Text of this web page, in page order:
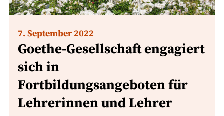
7. September 2022
Goethe-Gesellschaft engagiert
sich in
Fortbildungsangeboten für
Lehrerinnen und Lehrer